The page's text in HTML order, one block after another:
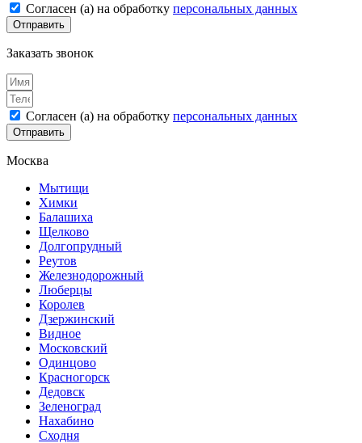
Согласен (а) на обработку персональных данных
Отправить
Заказать звонок
Согласен (а) на обработку персональных данных
Отправить
Москва
Мытищи
Химки
Балашиха
Щелково
Долгопрудный
Реутов
Железнодорожный
Люберцы
Королев
Дзержинский
Видное
Московский
Одинцово
Красногорск
Дедовск
Зеленоград
Нахабино
Сходня